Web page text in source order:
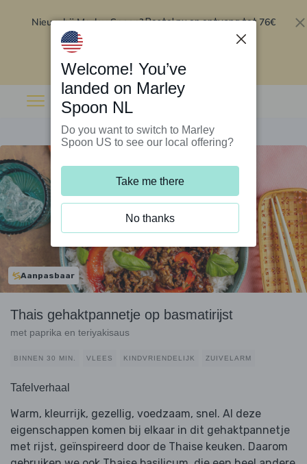
Nieuw bij Marley Spoon?Bestel nu en ontvang tot 76€
Aanpasbaar
Thais gehaktpannetje op basmatirijst
met paprika en teriyakisaus
BINNEN 30 MIN. VLEES KINDVRIENDELIJK ZUIVELARM
Tafelverhaal
Warm, kleurrijk, gezellig, voedzaam, snel. Al deze
eigenschappen komen bij elkaar in dit gehaktpannetje
met rijst, geïnspireerd door de Thaise keuken. Daarom
Welcome! You’ve
landed on Marley
Spoon NL
Do you want to switch to Marley
Spoon US to see our local offering?
Take me there
No thanks